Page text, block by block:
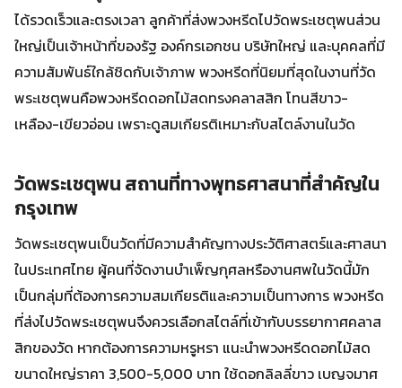
ได้รวดเร็วและตรงเวลา ลูกค้าที่ส่งพวงหรีดไปวัดพระเชตุพนส่วน
ใหญ่เป็นเจ้าหน้าที่ของรัฐ องค์กรเอกชน บริษัทใหญ่ และบุคคลที่มี
ความสัมพันธ์ใกล้ชิดกับเจ้าภาพ พวงหรีดที่นิยมที่สุดในงานที่วัด
พระเชตุพนคือพวงหรีดดอกไม้สดทรงคลาสสิก โทนสีขาว-
เหลือง-เขียวอ่อน เพราะดูสมเกียรติเหมาะกับสไตล์งานในวัด
วัดพระเชตุพน สถานที่ทางพุทธศาสนาที่สำคัญใน
กรุงเทพ
วัดพระเชตุพนเป็นวัดที่มีความสำคัญทางประวัติศาสตร์และศาสนา
ในประเทศไทย ผู้คนที่จัดงานบำเพ็ญกุศลหรืองานศพในวัดนี้มัก
เป็นกลุ่มที่ต้องการความสมเกียรติและความเป็นทางการ พวงหรีด
ที่ส่งไปวัดพระเชตุพนจึงควรเลือกสไตล์ที่เข้ากับบรรยากาศคลาส
สิกของวัด หากต้องการความหรูหรา แนะนำพวงหรีดดอกไม้สด
ขนาดใหญ่ราคา 3,500-5,000 บาท ใช้ดอกลิลลี่ขาว เบญจมาศ